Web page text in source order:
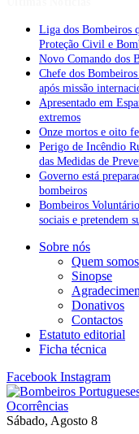
Liga dos Bombeiros
Proteção Civil e
Novo Comando dos
Chefe dos
após missão
Apresentado em
extremos
Onze mortos e oito
Perigo de Incêndio
das Medidas de
Governo está
bombeiros
Bombeiros
sociais e pretendem
Sobre nós
Quem somos
Sinopse
Donativos
Contactos
Estatuto editorial
Ficha técnica
Facebook Instagram
Ocorrências
Sábado, Agosto 8